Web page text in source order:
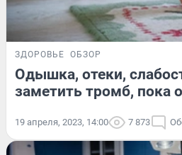
ЗДОРОВЬЕ ОБЗОР
Одышка, отеки,
заметить тромб, пока
19 апреля, 2023, 14:00 7 873